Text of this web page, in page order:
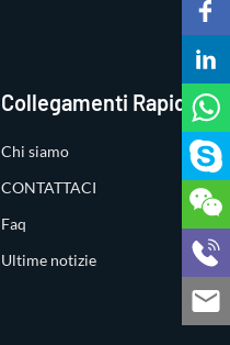
Collegamenti Rapidi
Chi siamo
CONTATTACI
Faq
Ultime notizie